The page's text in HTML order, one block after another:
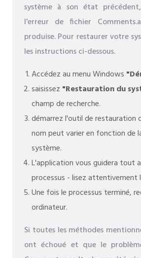
système à son état
l’erreur de fichier
produise. Pour restaurer votre
les instructions ci-dessous.
Accédez au menu Windows
saisissez "Restauration du
champ de recherche.
démarrez l'outil de restauration
nom peut varier en fonction de
système.
L'application vous guidera tout
processus - lisez attentivement
Une fois le processus terminé,
ordinateur.
Si toutes les méthodes
ont échoué et que le